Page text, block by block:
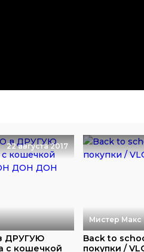
22 августа 2017
ДРУГУЮ
с кошечкой
Мистер Макс
Back to
покупки /